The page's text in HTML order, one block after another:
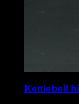
Kettlebell